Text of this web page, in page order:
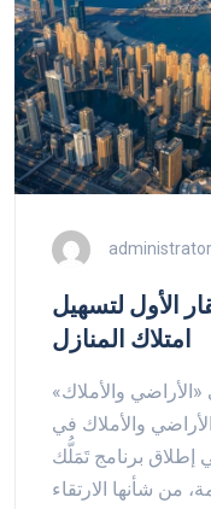
administrator
الأول لتسهيل
امتلاك المنازل
والأملاك»
والأملاك في
إطلاق برنامج تَمَلُّك
من شأنها الارتقاء